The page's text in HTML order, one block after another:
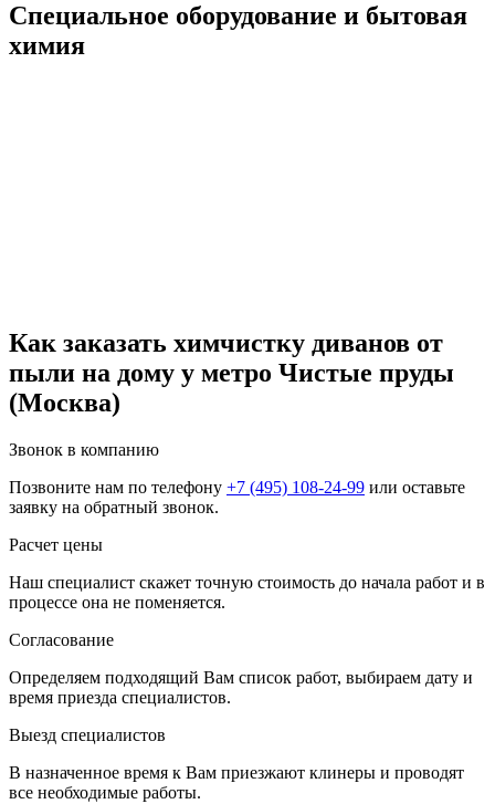
Специальное оборудование и бытовая
химия
Как заказать химчистку диванов от
пыли на дому у метро Чистые пруды
(Москва)
Звонок в компанию
Позвоните нам по телефону +7 (495) 108-24-99 или оставьте
заявку на обратный звонок.
Расчет цены
Наш специалист скажет точную стоимость до начала работ и в
процессе она не поменяется.
Согласование
Определяем подходящий Вам список работ, выбираем дату и
время приезда специалистов.
Выезд специалистов
В назначенное время к Вам приезжают клинеры и проводят
все необходимые работы.